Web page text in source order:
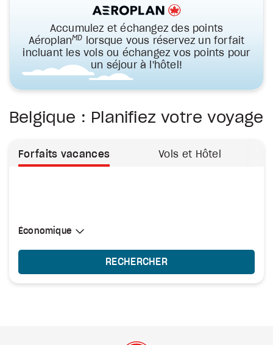
Accumulez et échangez des points
AéroplanMD
lorsque vous réservez un forfait
incluant les vols ou échangez vos points pour
un séjour à l'hôtel!
Belgique : Planifiez votre voyage
Forfaits vacances Vols et Hôtel
Sélectionner une cabine
Économique
Économique
RECHERCHER